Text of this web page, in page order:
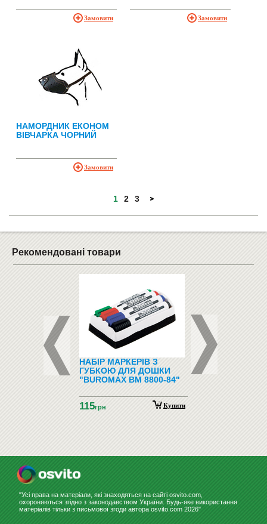
Замовити Замовити
НАМОРДНИК ЕКОНОМ
ВІВЧАРКА ЧОРНИЙ
Замовити
1 2 3
Рекомендовані товари
НАБІР МАРКЕРІВ З
ГУБКОЮ ДЛЯ ДОШКИ
"BUROMAX BM 8800-84"
115грн Купити
ПІДЛОГОВІ
"Усі права на матеріали, які знаходяться на сайті osvito.com,
охороняються згідно з законодавством України. Будь-яке використання
матеріалів тільки з письмової згоди автора osvito.com 2026"